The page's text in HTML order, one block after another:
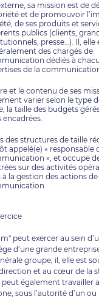
sa mission est de
et de promouvoir
de ses produits et
publics (clients,
presse…). Il, elle
des chargés de
dédiés à
de la
et le contenu de ses
varier selon le type
la taille des budgets
encadrées.
des structures de taille
appelé(e) « responsable
», et occupe
sur des activités
à la gestion des actions de
peut exercer au sein
d’une grande
groupe, il, elle est
et au cœur de la
peut également travailler
sous l’autorité d’un